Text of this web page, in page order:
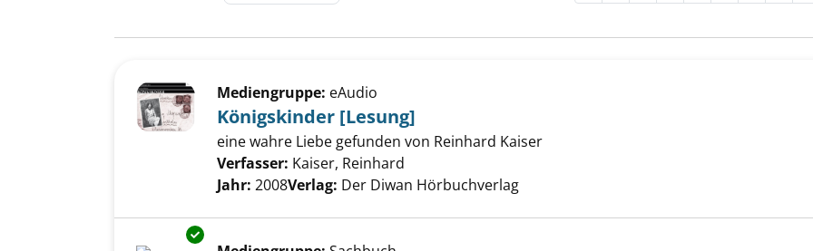
Mediengruppe: eAudio
Königskinder [Lesung]
eine wahre Liebe gefunden von Reinhard Kaiser
Verfasser: Kaiser, Reinhard
Jahr: 2008Verlag: Der Diwan Hörbuchverlag
Exemplar-Details von Kleine Geschichte des Antisemitismus anzeigen